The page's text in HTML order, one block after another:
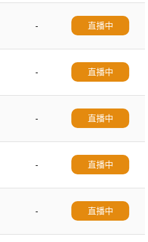
-
直播中
-
直播中
-
直播中
-
直播中
-
直播中